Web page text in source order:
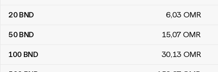
20 BND 6,03 OMR
50 BND 15,07 OMR
100 BND 30,13 OMR